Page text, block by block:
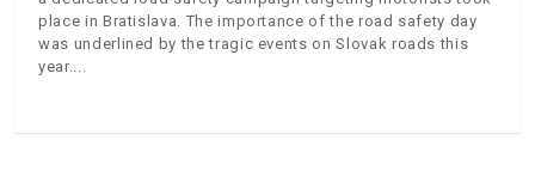
place in Bratislava. The importance of the road safety day
was underlined by the tragic events on Slovak roads this
year.